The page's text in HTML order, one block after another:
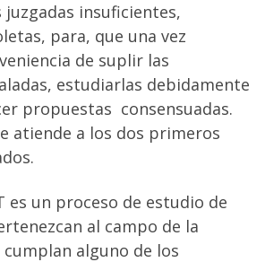
insuficientes,
para, que una vez
de suplir las
estudiarlas debidamente
propuestas consensuadas.
atiende a los dos primeros
es un proceso de estudio de
al campo de la
alguno de los